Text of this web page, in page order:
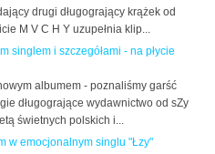
drugi długogrający krążek od
M V C H Y uzupełnia klip...
singlem i szczegółami - na płycie
albumem - poznaliśmy garść
długogrające wydawnictwo od sZy
świetnych polskich i...
w emocjonalnym singlu "Łzy"